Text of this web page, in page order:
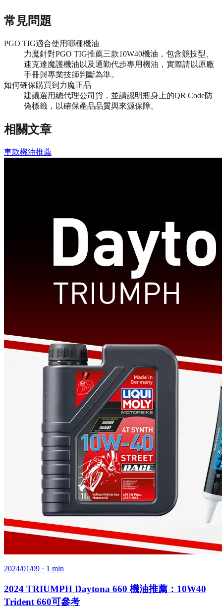
常見問題
PGO TIG適合使用哪種機油
力魔針對PGO TIG推薦三款10W40機油，包含競技型、
速克達魔護機油以及通勤代步專用機油，實際請以原廠
手冊與專業技師判斷為準。
如何確保購買到力魔正品
建議選用總代理公司貨，並請認明瓶身上的QR Code防
偽標籤，以確保產品品質與來源保障。
相關文章
車款機油推薦
2024/01/09 · 1 min
2024 TRIUMPH Daytona 660 機油推薦：10W40
Trident 660可參考